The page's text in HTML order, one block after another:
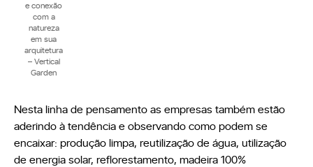
e conexão
com a
natureza
em sua
arquitetura
– Vertical
Garden
Nesta linha de pensamento as empresas também estão
aderindo à tendência e observando como podem se
encaixar: produção limpa, reutilização de água, utilização
de energia solar, reflorestamento, madeira 100%